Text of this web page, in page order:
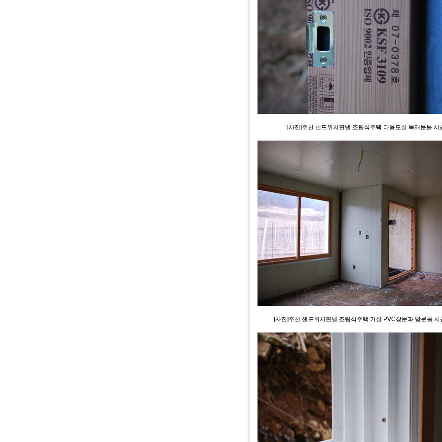
[사진]주천 샌드위치판넬 조립식주택 다용도실 목재문틀 시
[사진]주천 샌드위치판넬 조립식주택 거실 PVC창문과 방문틀 시